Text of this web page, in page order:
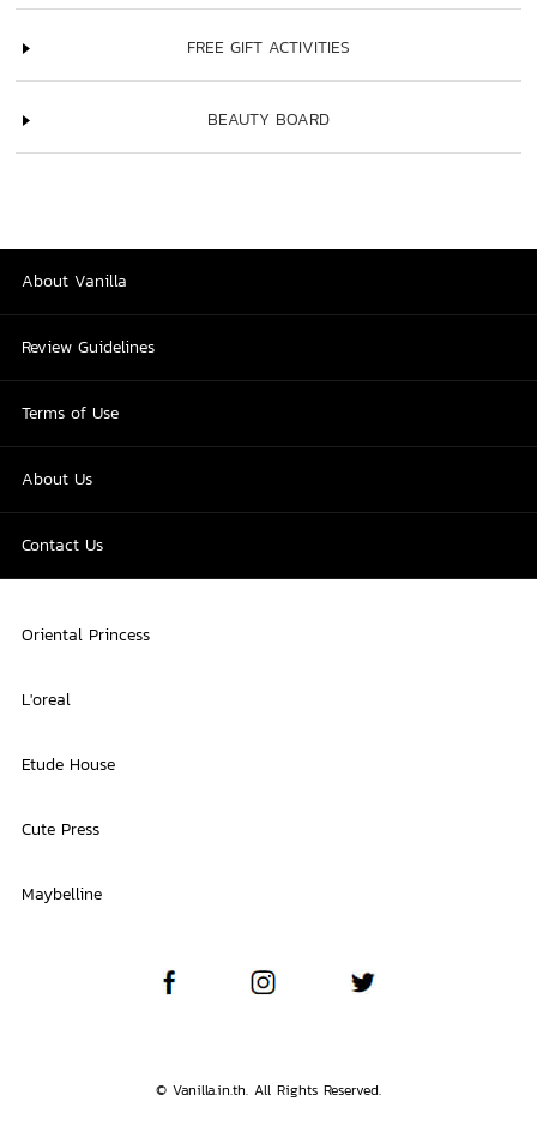
FREE GIFT ACTIVITIES
BEAUTY BOARD
About Vanilla
Review Guidelines
Terms of Use
About Us
Contact Us
Oriental Princess
L'oreal
Etude House
Cute Press
Maybelline
© Vanilla.in.th. All Rights Reserved.